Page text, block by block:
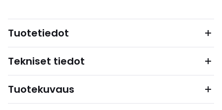
Tuotetiedot
Tekniset tiedot
Tuotekuvaus